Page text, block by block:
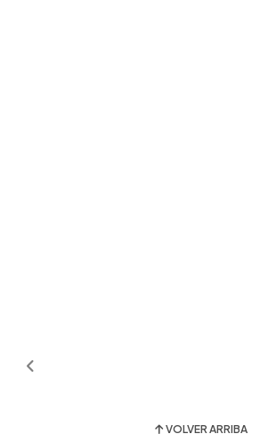
VOLVER ARRIBA